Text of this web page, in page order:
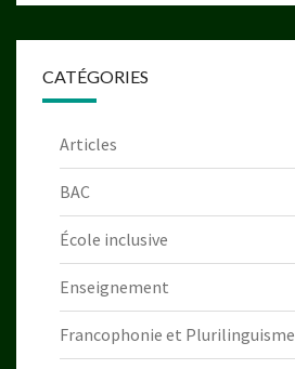
CATÉGORIES
Articles
BAC
École inclusive
Enseignement
Francophonie et Plurilinguisme